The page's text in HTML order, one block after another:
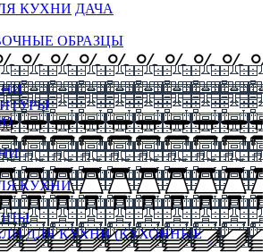
КУХНИ ДАЧА
ОБРАЗЦЫ
КУХНИ
ДЛЯ КУХНИ (КУХОННЫЕ